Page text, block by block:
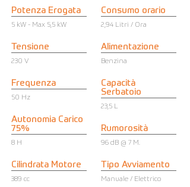
Potenza Erogata
5 kW - Max 5,5 kW
Tensione
230 V
Frequenza
50 Hz
Autonomia Carico
75%
8 H
Cilindrata Motore
389 cc
Consumo orario
2,94 Litri / Ora
Alimentazione
Benzina
Capacità
Serbatoio
23,5 L
Rumorosità
96 dB @ 7 M.
Tipo Avviamento
Manuale / Elettrico